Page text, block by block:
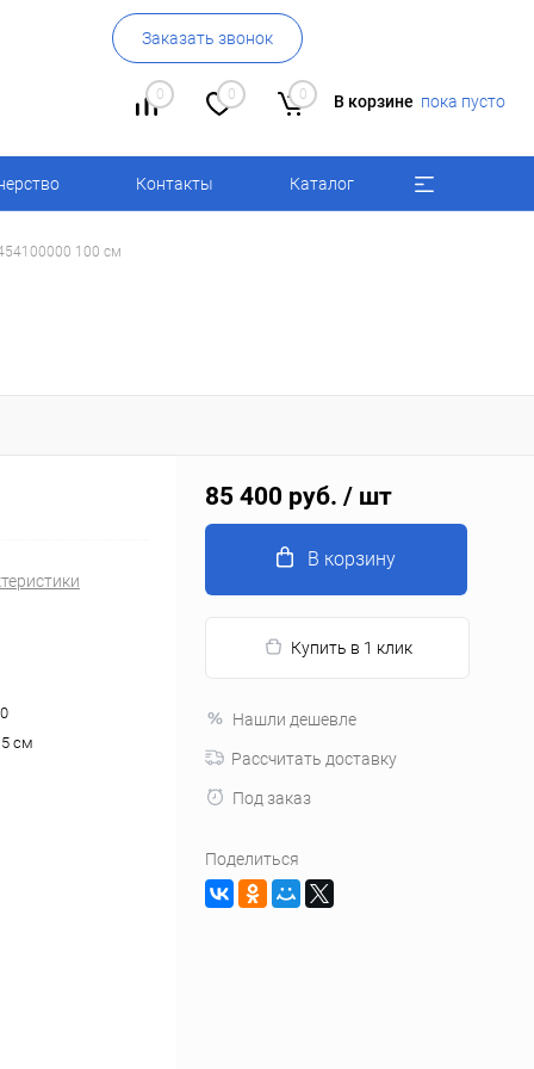
Заказать звонок
0 0 0 В корзине пока пусто
Контакты Каталог
100 см
см
85 400 руб. / шт
В корзину
Купить в 1 клик
Нашли дешевле
Рассчитать доставку
Под заказ
Поделиться